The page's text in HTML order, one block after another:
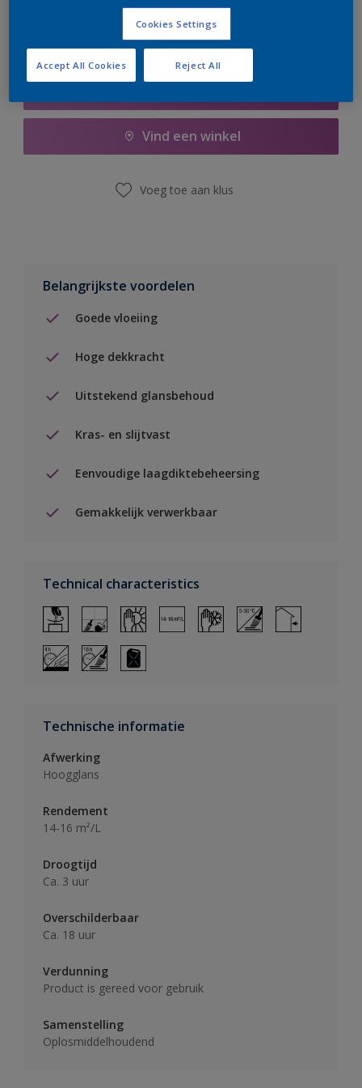
Vind een winkel
Voeg toe aan klus
Belangrijkste voordelen
Goede vloeiing
Hoge dekkracht
Uitstekend glansbehoud
Kras- en slijtvast
Eenvoudige laagdiktebeheersing
Gemakkelijk verwerkbaar
Technical characteristics
Technische informatie
Afwerking
Hoogglans
Rendement
14-16 m²/L
Droogtijd
Ca. 3 uur
Overschilderbaar
Ca. 18 uur
Verdunning
Product is gereed voor gebruik
Samenstelling
Oplosmiddelhoudend
Cookies Settings
Reject All
Accept All Cookies